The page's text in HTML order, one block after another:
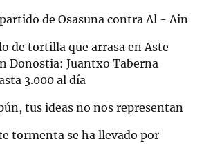
de Osasuna contra Al - Ain
de tortilla que arrasa en Aste
Donostia: Juantxo Taberna
3.000 al día
tus ideas no nos representan
tormenta se ha llevado por